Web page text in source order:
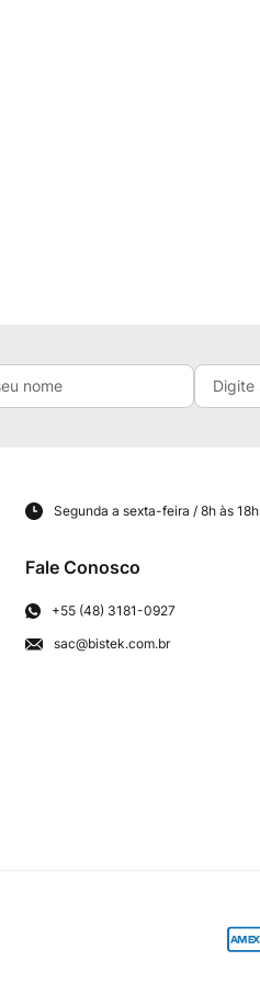
Segunda a sexta-feira / 8h às 18h
Fale Conosco
+55 (48) 3181-0927
sac@bistek.com.br